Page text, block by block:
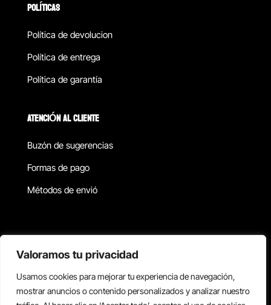
Valoramos tu privacidad
Usamos cookies para mejorar tu experiencia de navegación,
mostrar anuncios o contenido personalizados y analizar nuestro
POLÍTICAS
Política de devolucion
Política de entrega
Política de garantía
ATENCIÓN AL CLIENTE
Buzón de sugerencias
Formas de pago
Métodos de envió
Copyright © 2026 Reisix. Todos los derechos reservados.